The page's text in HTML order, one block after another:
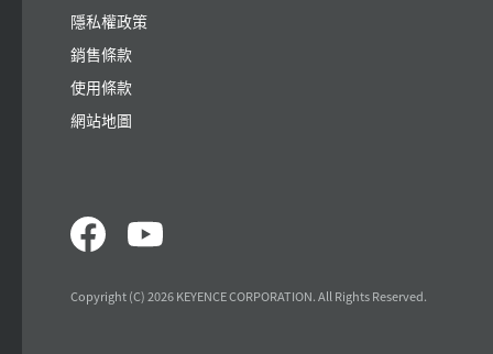
隱私權政策
銷售條款
使用條款
網站地圖
Copyright (C) 2026 KEYENCE CORPORATION. All Rights Reserved.